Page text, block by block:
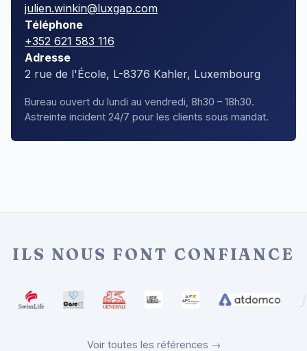
julien.winkin@luxgap.com
Téléphone
+352 621 583 116
Adresse
2 rue de l'École, L-8376 Kahler, Luxembourg
Bureau ouvert du lundi au vendredi, 8h30 – 18h30.
Astreinte incident 24/7 pour les clients sous mandat.
ILS NOUS FONT CONFIANCE
Voir toutes les références →